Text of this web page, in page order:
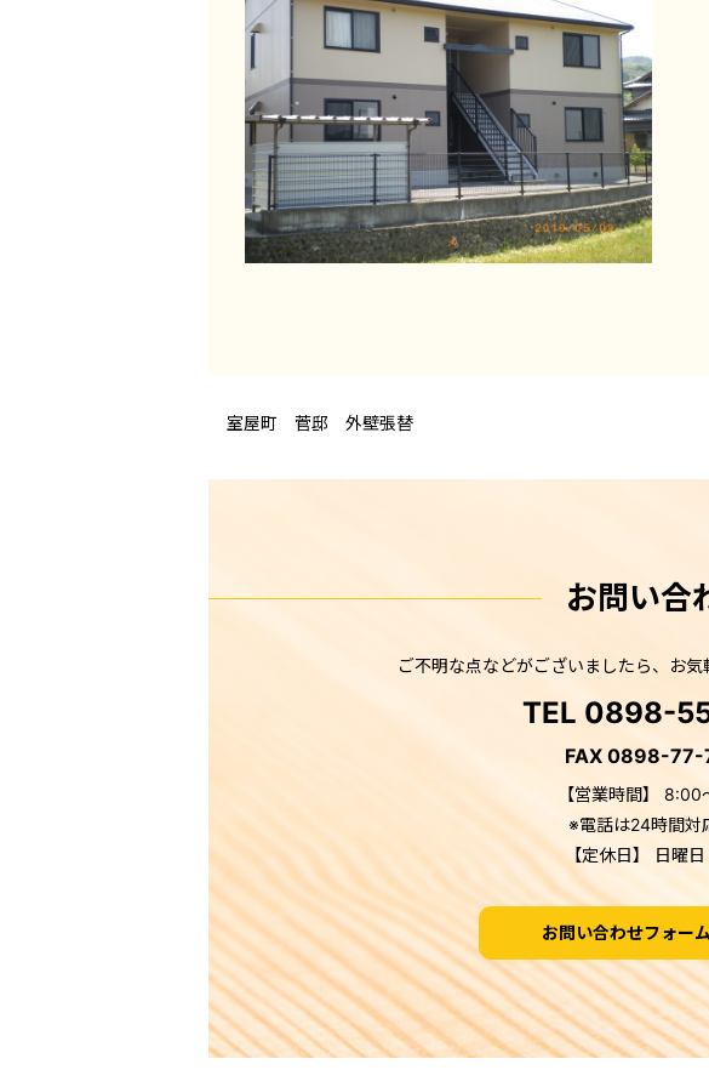
室屋町 菅邸 外壁張替
お問い合
ご不明な点などがございましたら、 お気
TEL 0898-
FAX 0898-
【営業時間】 8:00
※電話は24時間対
【定休日】 日曜日
お問い合わせフォー